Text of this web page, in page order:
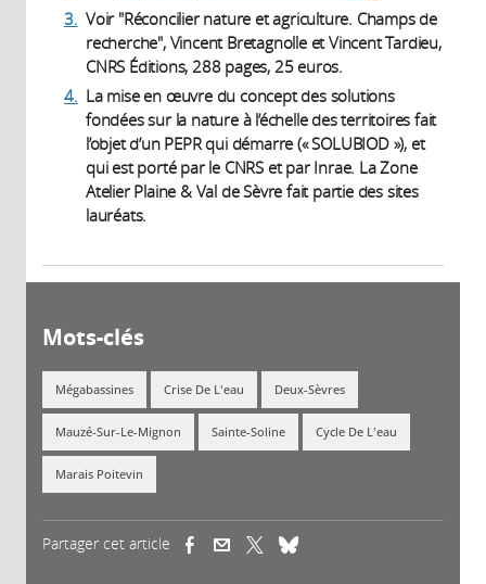
external)
3. Voir "Réconcilier nature et agriculture. Champs de
recherche", Vincent Bretagnolle et Vincent Tardieu,
CNRS Éditions, 288 pages, 25 euros.
4. La mise en œuvre du concept des solutions
fondées sur la nature à l’échelle des territoires fait
l’objet d’un PEPR qui démarre (« SOLUBIOD »), et
qui est porté par le CNRS et par Inrae. La Zone
Atelier Plaine & Val de Sèvre fait partie des sites
lauréats.
Mots-clés
Mégabassines Crise De L'eau Deux-Sèvres
Mauzé-Sur-Le-Mignon Sainte-Soline Cycle De L'eau
Marais Poitevin
Partager cet article (link is external)(link is external)